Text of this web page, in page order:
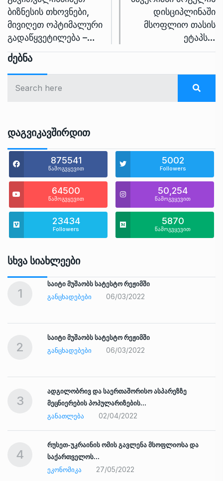
ბიზნესის თხოვნები,
მივიღეთ ოპტიმალური
გადაწყვეტილება –…
დისციპლინაში
მსოფლიო თასის
ეტაპს…
Ძებნა
Დაგვიკავშირდით
875541
წამოგვყევით
5002
Followers
64500
წამოგვყევით
50,254
წამოგვყევით
23434
Followers
5870
წამოგვყევით
Სხვა Სიახლეები
1
საიტი მუშაობს სატესტო რეჟიმში
ᲒᲐᲜᲪᲮᲐᲓᲔᲑᲔᲑᲘ
06/03/2022
2
საიტი მუშაობს სატესტო რეჟიმში
ᲒᲐᲜᲪᲮᲐᲓᲔᲑᲔᲑᲘ
06/03/2022
3
ადგილობრივ და საერთაშორისო ასპარეზზე
მეცნიერების პოპულარიზების…
ᲒᲐᲜᲐᲗᲚᲔᲑᲐ
02/04/2022
4
რუსეთ-უკრაინის ომის გავლენა მსოფლიოსა და
საქართველოს…
ᲔᲙᲝᲜᲝᲛᲘᲙᲐ
27/05/2022